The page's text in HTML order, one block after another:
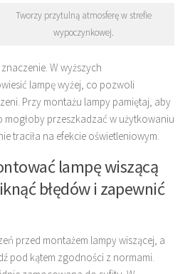
Tworzy przytulną atmosferę w strefie
wypoczynkowej.
W wyższych
lampę wyżej, co pozwoli
Przy montażu lampy pamiętaj, aby
mogłoby przeszkadzać w użytkowaniu
traciła na efekcie oświetleniowym.
lampę wiszącą
błędów i zapewnić
przed montażem lampy wiszącej, a
pod kątem zgodności z normami.